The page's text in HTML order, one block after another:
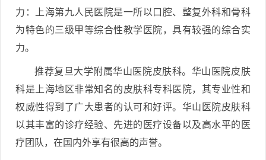
力：上海第九人民医院是一所以口腔、整复外科和骨科
为特色的三级甲等综合性教学医院，具有较强的综合实
力。
推荐复旦大学附属华山医院皮肤科。华山医院皮肤
科是上海地区非常知名的皮肤科专科医院，其专业性和
权威性得到了广大患者的认可和好评。华山医院皮肤科
以其丰富的诊疗经验、先进的医疗设备以及高水平的医
疗团队，在国内外享有很高的声誉。